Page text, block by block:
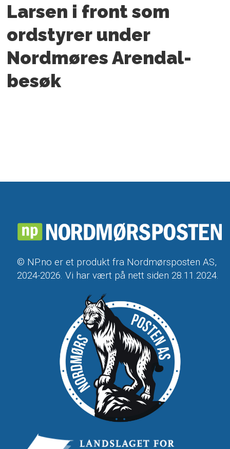
Larsen i front som
ordstyrer under
Nordmøres Arendal-
besøk
© NP.no er et produkt fra Nordmørsposten AS,
2024-2026. Vi har vært på nett siden 28.11.2024.